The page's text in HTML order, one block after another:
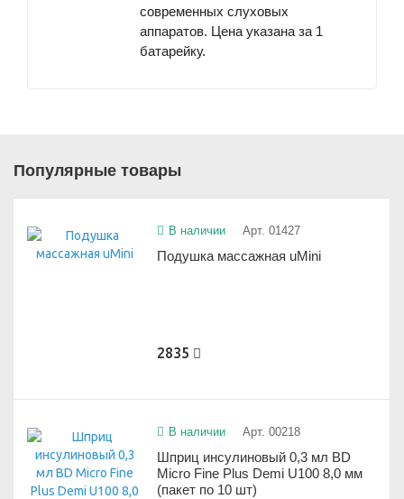
современных слуховых
аппаратов. Цена указана за 1
батарейку.
Популярные товары
В наличии Арт. 01427
Подушка массажная uMini
2835
В наличии Арт. 00218
Шприц инсулиновый 0,3 мл BD
Micro Fine Plus Demi U100 8,0 мм
(пакет по 10 шт)